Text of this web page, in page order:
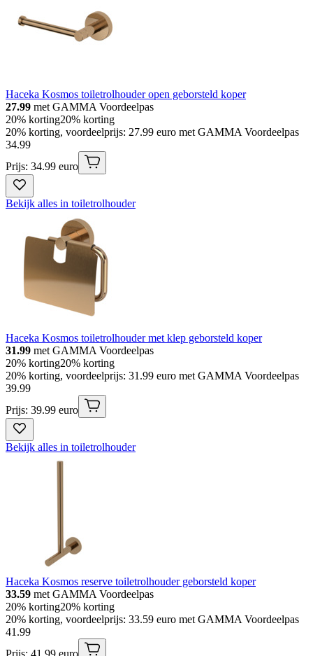
Haceka Kosmos toiletrolhouder open geborsteld koper
27.99 met GAMMA Voordeelpas
20% korting20% korting
20% korting, voordeelprijs: 27.99 euro met GAMMA Voordeelpas
34.99
Prijs: 34.99 euro
Bekijk alles in toiletrolhouder
Haceka Kosmos toiletrolhouder met klep geborsteld koper
31.99 met GAMMA Voordeelpas
20% korting20% korting
20% korting, voordeelprijs: 31.99 euro met GAMMA Voordeelpas
39.99
Prijs: 39.99 euro
Bekijk alles in toiletrolhouder
Haceka Kosmos reserve toiletrolhouder geborsteld koper
33.59 met GAMMA Voordeelpas
20% korting20% korting
20% korting, voordeelprijs: 33.59 euro met GAMMA Voordeelpas
41 .99
Prijs: 41.99 euro